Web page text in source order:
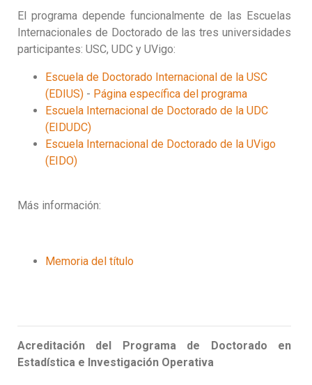
El programa depende funcionalmente de las Escuelas
Internacionales de Doctorado de las tres universidades
participantes: USC, UDC y UVigo:
Escuela de Doctorado Internacional de la USC
(EDIUS) - Página específica del programa
Escuela Internacional de Doctorado de la UDC
(EIDUDC)
Escuela Internacional de Doctorado de la UVigo
(EIDO)
Más información:
Memoria del título
Acreditación del Programa de Doctorado en
Estadística e Investigación Operativa